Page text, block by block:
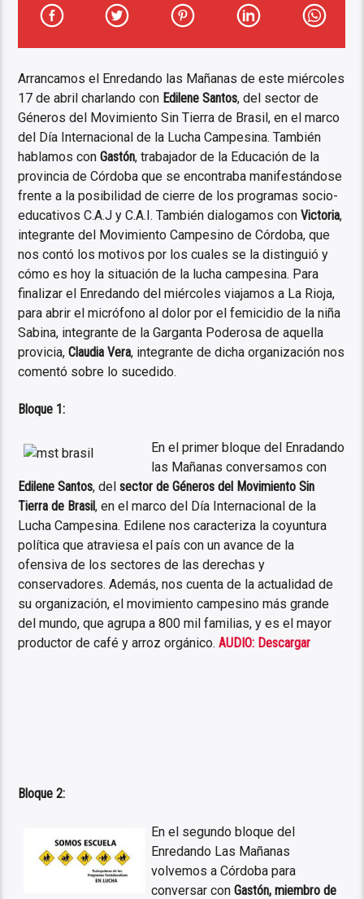
Arrancamos el Enredando las Mañanas de este miércoles
17 de abril charlando con Edilene Santos, del sector de
Géneros del Movimiento Sin Tierra de Brasil, en el marco
del Día Internacional de la Lucha Campesina. También
hablamos conGastón, trabajador de la Educación de la
provincia de Córdoba que se encontraba manifestándose
frente a la posibilidad de cierre de los programas socio-
educativos C.A.J y C.A.I. También dialogamos conVictoria,
integrante del Movimiento Campesino de Córdoba, que
nos contó los motivos por los cuales se la distinguió y
cómo es hoy la situación de la lucha campesina. Para
finalizar el Enredando del miércoles viajamos a La Rioja,
para abrir el micrófono al dolor por el femicidio de la niña
Sabina, integrante de la Garganta Poderosa de aquella
provicia,Claudia Vera, integrante de dicha organización nos
comentó sobre lo sucedido.
Bloque 1:
En el primer bloque del Enradando
las Mañanas conversamos con
Edilene Santos, del sector de Géneros del Movimiento Sin
Tierra de Brasil, en el marco del Día Internacional de la
Lucha Campesina. Edilene nos caracteriza la coyuntura
política que atraviesa el país con un avance de la
ofensiva de los sectores de las derechas y
conservadores. Además, nos cuenta de la actualidad de
su organización, el movimiento campesino más grande
del mundo, que agrupa a 800 mil familias, y es el mayor
productor de café y arroz orgánico. AUDIO: Descargar
Bloque 2:
En el segundo bloque del
Enredando Las Mañanas
volvemos a Córdoba para
conversar conGastón, miembro de